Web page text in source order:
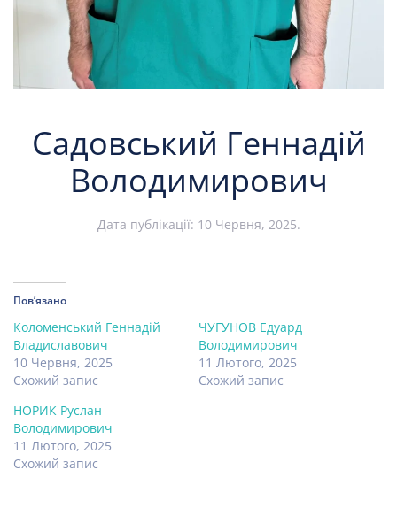
Садовський Геннадій
Володимирович
Дата публікації: 10 Червня, 2025.
Пов’язано
Коломенський Геннадій
Владиславович
10 Червня, 2025
Схожий запис
ЧУГУНОВ Едуард
Володимирович
11 Лютого, 2025
Схожий запис
НОРИК Руслан
Володимирович
11 Лютого, 2025
Схожий запис